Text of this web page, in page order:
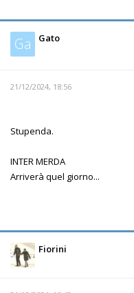
Ga Gato
21/12/2024, 18:56
Stupenda.
INTER MERDA
Arriverà quel giorno...
Fiorini